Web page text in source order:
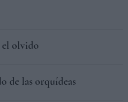
olvido
de las orquídeas